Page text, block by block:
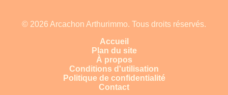
© 2026 Arcachon Arthurimmo. Tous droits réservés.
Accueil
Plan du site
À propos
Conditions d'utilisation
Politique de confidentialité
Contact